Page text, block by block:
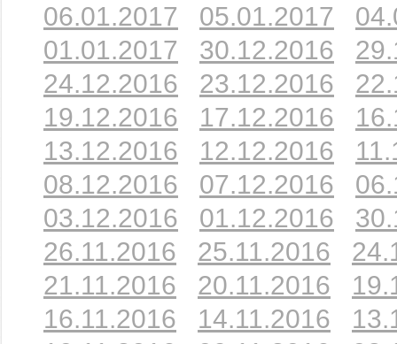
06.01.2017
05.01.2017
01.01.2017
30.12.2016
24.12.2016
23.12.2016
19.12.2016
17.12.2016
13.12.2016
12.12.2016
08.12.2016
07.12.2016
03.12.2016
01.12.2016
26.11.2016
25.11.2016
21.11.2016
20.11.2016
16.11.2016
14.11.2016